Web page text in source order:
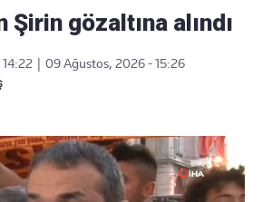
Şirin gözaltına alındı
09 Ağustos, 2026 - 15:26